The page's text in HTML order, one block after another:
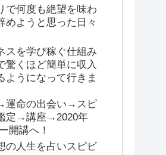
で何度も絶望を味わ
めようと思った日々
スを学び稼ぐ仕組み
驚くほど簡単に収入
ようになって行きま
運命の出会い→スピ
定→講座→2020年
開講へ！
の人生を占いスピビ